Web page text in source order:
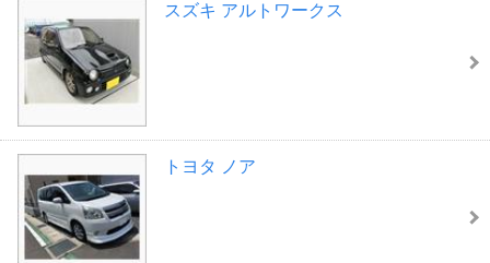
スズキ アルトワークス
トヨタ ノア